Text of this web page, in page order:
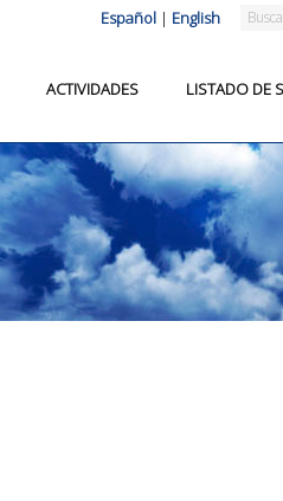
Español| English
ACTIVIDADES LISTADO DE